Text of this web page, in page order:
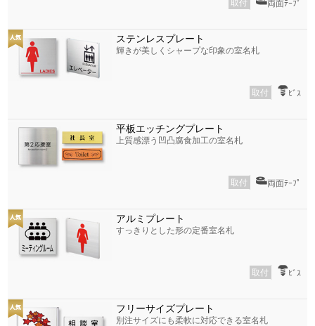
取付 両面ﾃｰﾌﾟ
ステンレスプレート
輝きが美しくシャープな印象の室名札
取付 ﾋﾞｽ
平板エッチングプレート
上質感漂う凹凸腐食加工の室名札
取付 両面ﾃｰﾌﾟ
アルミプレート
すっきりとした形の定番室名札
取付 ﾋﾞｽ
フリーサイズプレート
別注サイズにも柔軟に対応できる室名札